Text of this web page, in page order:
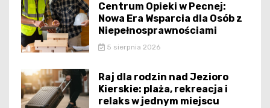
Centrum Opieki w Pecnej:
Nowa Era Wsparcia dla Osób z
Niepełnosprawnościami
5 sierpnia 2026
Raj dla rodzin nad Jezioro
Kierskie: plaża, rekreacja i
relaks w jednym miejscu